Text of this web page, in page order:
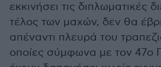
εκκινήσει τις διπλωματικές
τέλος των μαχών, δεν θα
απέναντι πλευρά του
οποίες σύμφωνα με τον 47ο